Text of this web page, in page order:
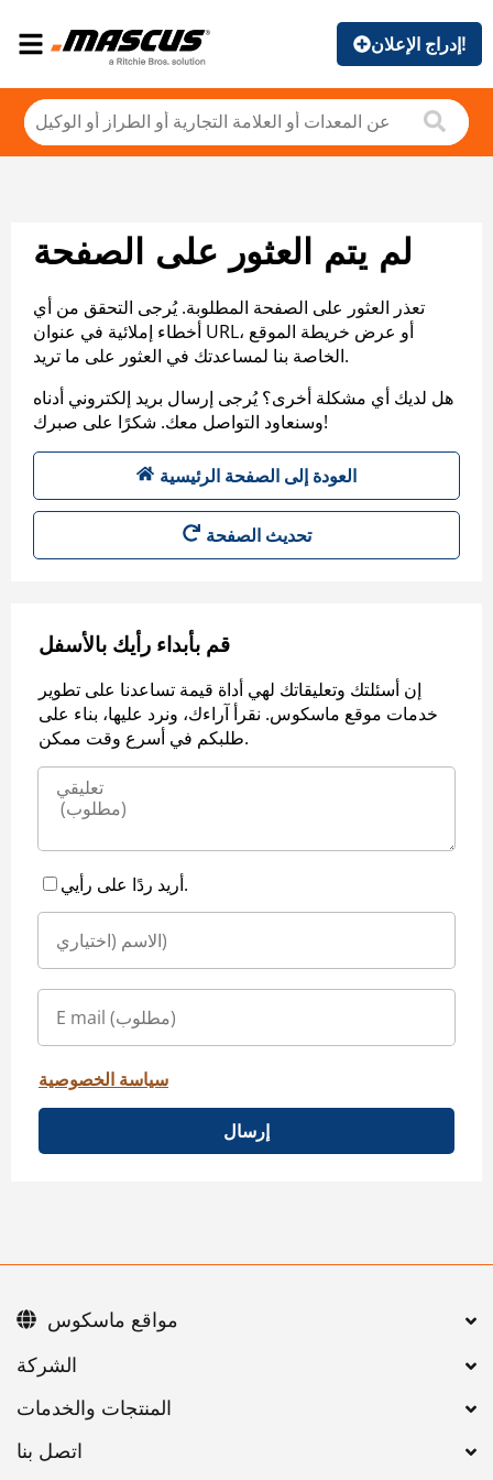
إدراج الإعلان!
لم يتم العثور على الصفحة
تعذر العثور على الصفحة المطلوبة. يُرجى التحقق من أي
أخطاء إملائية في عنوان URL، أو عرض خريطة الموقع
الخاصة بنا لمساعدتك في العثور على ما تريد.
هل لديك أي مشكلة أخرى؟ يُرجى إرسال بريد إلكتروني أدناه
وسنعاود التواصل معك. شكرًا على صبرك!
العودة إلى الصفحة الرئيسية
تحديث الصفحة
قم بأبداء رأيك بالأسفل
إن أسئلتك وتعليقاتك لهي أداة قيمة تساعدنا على تطوير
خدمات موقع ماسكوس. نقرأ آراءك، ونرد عليها، بناء على
طلبكم في أسرع وقت ممكن.
أريد ردًا على رأيي.
سياسة الخصوصية
إرسال
اتصل بنا
مواقع ماسكوس